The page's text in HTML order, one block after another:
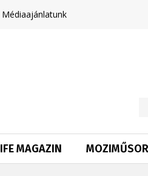
Médiaajánlatunk
MAGAZIN MOZIMŰSOR